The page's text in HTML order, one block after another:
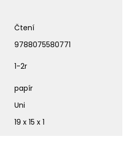
Čtení
9788075580771
1-2r
papír
Uni
19 x 15 x 1